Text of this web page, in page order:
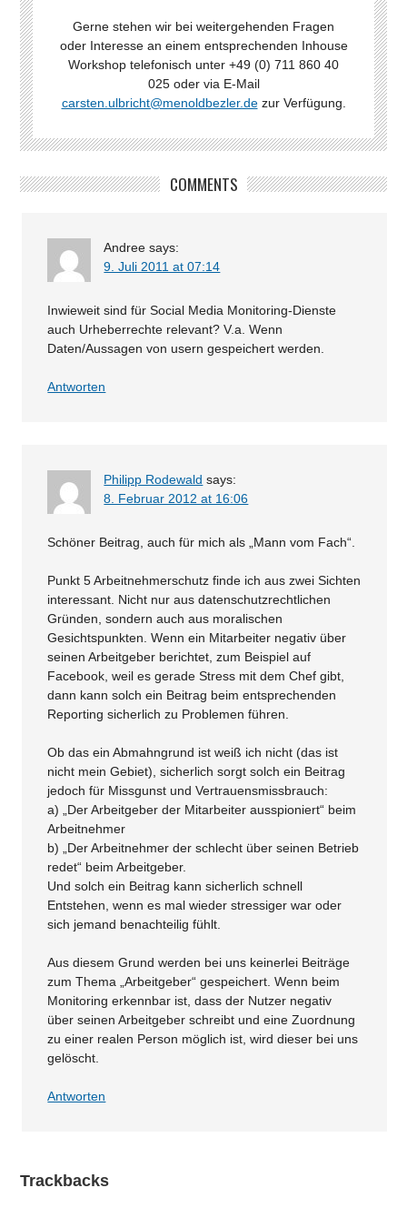
Gerne stehen wir bei weitergehenden Fragen
oder Interesse an einem entsprechenden Inhouse
Workshop telefonisch unter +49 (0) 711 860 40
025 oder via E-Mail
carsten.ulbricht@menoldbezler.dezur Verfügung.
COMMENTS
Andree says:
9. Juli 2011 at 07:14
Inwieweit sind für Social Media Monitoring-Dienste
auch Urheberrechte relevant? V.a. Wenn
Daten/Aussagen von usern gespeichert werden.
Antworten
Philipp Rodewald says:
8. Februar 2012 at 16:06
Schöner Beitrag, auch für mich als „Mann vom Fach“.
Punkt 5 Arbeitnehmerschutz finde ich aus zwei Sichten
interessant. Nicht nur aus datenschutzrechtlichen
Gründen, sondern auch aus moralischen
Gesichtspunkten. Wenn ein Mitarbeiter negativ über
seinen Arbeitgeber berichtet, zum Beispiel auf
Facebook, weil es gerade Stress mit dem Chef gibt,
dann kann solch ein Beitrag beim entsprechenden
Reporting sicherlich zu Problemen führen.
Ob das ein Abmahngrund ist weiß ich nicht (das ist
nicht mein Gebiet), sicherlich sorgt solch ein Beitrag
jedoch für Missgunst und Vertrauensmissbrauch:
a) „Der Arbeitgeber der Mitarbeiter ausspioniert“ beim
Arbeitnehmer
b) „Der Arbeitnehmer der schlecht über seinen Betrieb
redet“ beim Arbeitgeber.
Und solch ein Beitrag kann sicherlich schnell
Entstehen, wenn es mal wieder stressiger war oder
sich jemand benachteilig fühlt.
Aus diesem Grund werden bei uns keinerlei Beiträge
zum Thema „Arbeitgeber“ gespeichert. Wenn beim
Monitoring erkennbar ist, dass der Nutzer negativ
über seinen Arbeitgeber schreibt und eine Zuordnung
zu einer realen Person möglich ist, wird dieser bei uns
gelöscht.
Antworten
Trackbacks